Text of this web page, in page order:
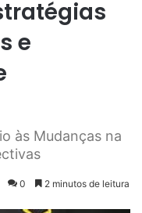
e
às Mudanças na
0 2 minutos de leitura